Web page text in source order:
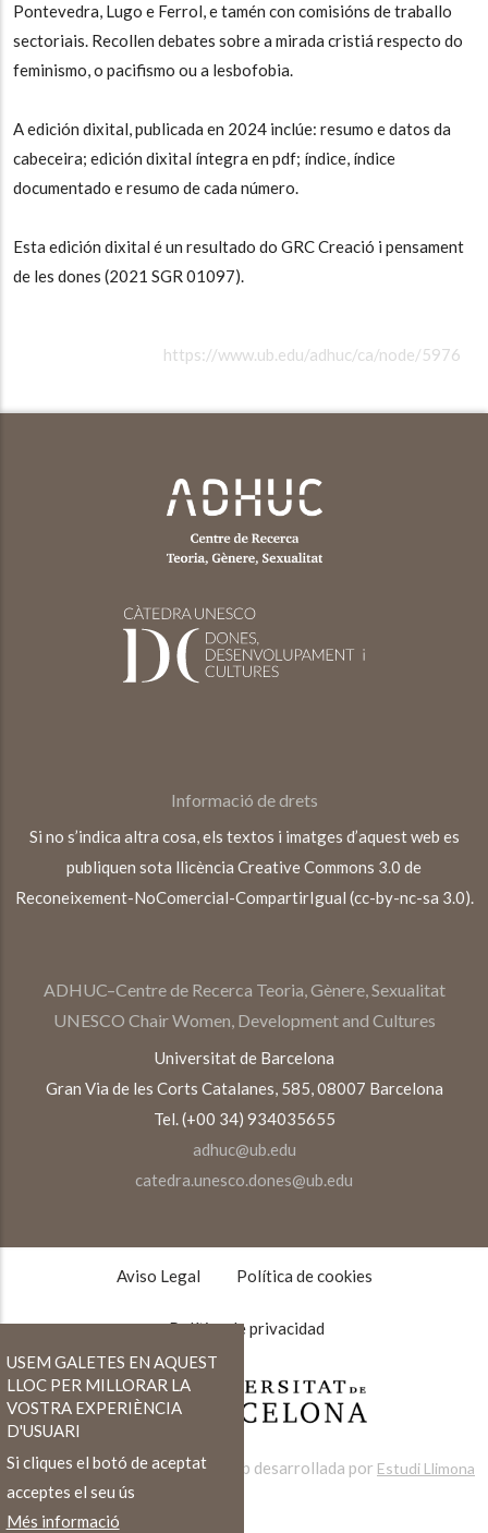
Pontevedra, Lugo e Ferrol, e tamén con comisións de traballo
sectoriais. Recollen debates sobre a mirada cristiá respecto do
feminismo, o pacifismo ou a lesbofobia.
A edición dixital, publicada en 2024 inclúe: resumo e datos da
cabeceira; edición dixital íntegra en pdf; índice, índice
documentado e resumo de cada número.
Esta edición dixital é un resultado do GRC Creació i pensament
de les dones (2021 SGR 01097).
https://www.ub.edu/adhuc/ca/node/5976
Informació de drets
Si no s’indica altra cosa, els textos i imatges d’aquest web es
publiquen sota llicència Creative Commons 3.0 de
Reconeixement-NoComercial-CompartirIgual (cc-by-nc-sa 3.0).
ADHUC–Centre de Recerca Teoria, Gènere, Sexualitat
UNESCO Chair Women, Development and Cultures
Universitat de Barcelona
Gran Via de les Corts Catalanes, 585, 08007 Barcelona
Tel. (+00 34) 934035655
adhuc@ub.edu
catedra.unesco.dones@ub.edu
TEXTOS
Aviso Legal Política de cookies
Política de privacidad
Web desarrollada por Estudi Llimona
USEM GALETES EN AQUEST
LLOC PER MILLORAR LA
VOSTRA EXPERIÈNCIA
D'USUARI
Si cliques el botó de aceptat
acceptes el seu ús
Més informació